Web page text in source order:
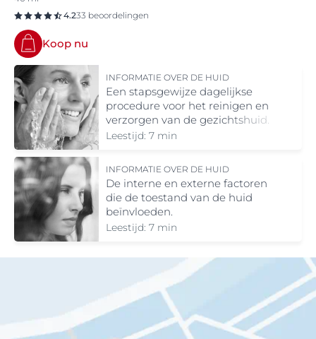
4.233 beoordelingen
Koop nu
INFORMATIE OVER DE HUID
Een stapsgewijze dagelijkse
procedure voor het reinigen en
verzorgen van de gezichtshuid.
Leestijd: 7 min
INFORMATIE OVER DE HUID
De interne en externe factoren
die de toestand van de huid
beïnvloeden.
Leestijd: 7 min